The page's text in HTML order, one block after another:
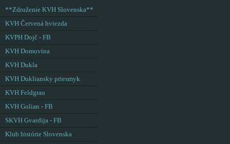
**Združenie KVH Slovenska**
KVH Červená hviezda
KVPH Dojč - FB
KVH Domovina
KVH Dukla
KVH Dukliansky priesmyk
KVH Feldgrau
KVH Golian - FB
SKVH Gvardija - FB
Klub histórie Slovenska